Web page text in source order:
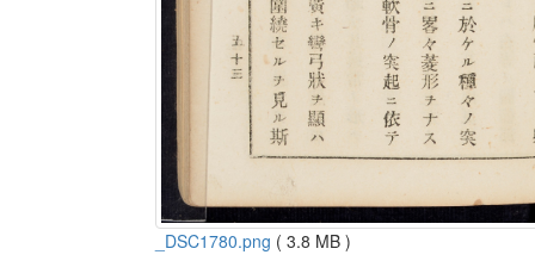
_DSC1780.png ( 3.8 MB )